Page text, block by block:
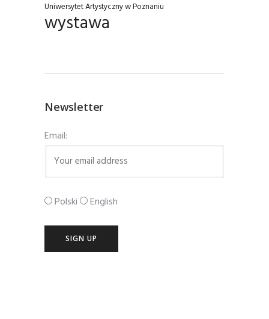
Uniwersytet Artystyczny w Poznaniu
wystawa
Newsletter
Email:
Polski English